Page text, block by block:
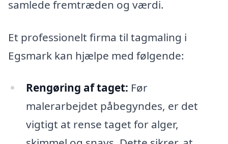
samlede fremtræden og værdi.
Et professionelt firma til tagmaling i
Egsmark kan hjælpe med følgende:
Rengøring af taget: Før
malerarbejdet påbegyndes, er det
vigtigt at rense taget for alger,